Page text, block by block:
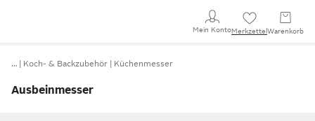
Mein KontoMerkzettel Warenkorb
… Koch- & Backzubehör Küchenmesser
Ausbeinmesser